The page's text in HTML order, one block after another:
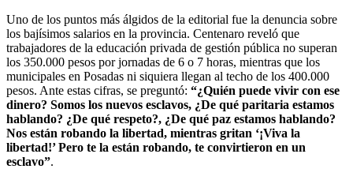
Uno de los puntos más álgidos de la editorial fue la denuncia sobre
los bajísimos salarios en la provincia. Centenaro reveló que
trabajadores de la educación privada de gestión pública no superan
los 350.000 pesos por jornadas de 6 o 7 horas, mientras que los
municipales en Posadas ni siquiera llegan al techo de los 400.000
pesos. Ante estas cifras, se preguntó: “¿Quién puede vivir con ese
dinero? Somos los nuevos esclavos, ¿De qué paritaria estamos
hablando? ¿De qué respeto?, ¿De qué paz estamos hablando?
Nos están robando la libertad, mientras gritan ‘¡Viva la
libertad!’ Pero te la están robando, te convirtieron en un
esclavo”.